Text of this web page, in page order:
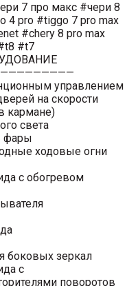
7 про макс #чери 8
4 pro #tiggo 7 pro max
#chery 8 pro max
#t7
управлением
на скорости
кармане)
света
фары
ходовые огни
с обогревом
боковых зеркал
с
поворотов